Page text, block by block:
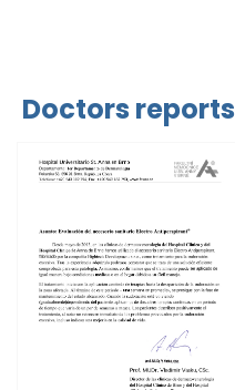
Doctors reports